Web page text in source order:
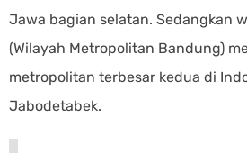
Jawa bagian selatan. Sedangkan
(Wilayah Metropolitan Bandung)
metropolitan terbesar kedua di
Jabodetabek.